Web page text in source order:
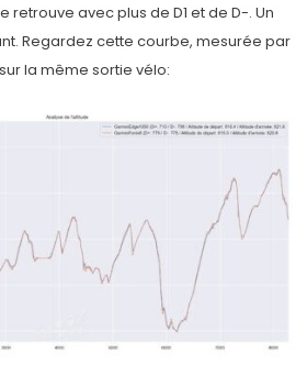
avec plus de D1 et de D-. Un
Regardez cette courbe, mesurée par
la même sortie vélo: